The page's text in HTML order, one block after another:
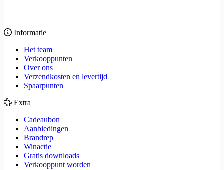
Informatie
Het team
Verkooppunten
Over ons
Verzendkosten en levertijd
Spaarpunten
Extra
Cadeaubon
Aanbiedingen
Brandrep
Winactie
Gratis downloads
Verkooppunt worden